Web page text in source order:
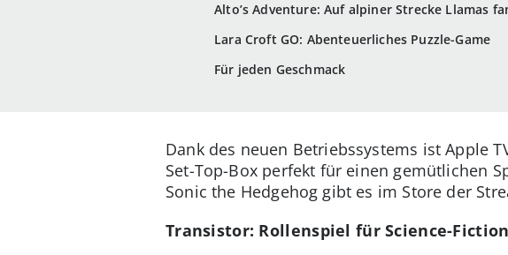
Alto’s Adventure: Auf alpiner Strecke Llamas
Lara Croft GO: Abenteuerliches Puzzle-Game
Für jeden Geschmack
Dank des neuen Betriebssystems ist Apple
Set-Top-Box perfekt für einen gemütlichen
Sonic the Hedgehog gibt es im Store der
Transistor: Rollenspiel für Science-